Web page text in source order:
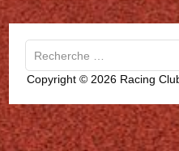
Type 2 or more characters
Copyright © 2026 Racing